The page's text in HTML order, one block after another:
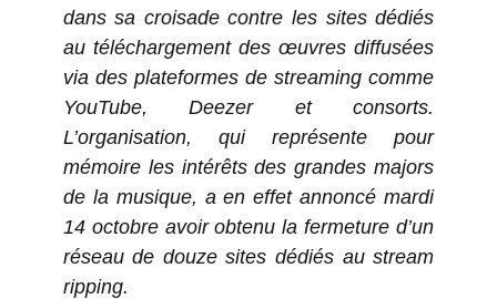
dans sa croisade contre les sites dédiés
au téléchargement des œuvres diffusées
via des plateformes de streaming comme
YouTube, Deezer et consorts.
L’organisation, qui représente pour
mémoire les intérêts des grandes majors
de la musique, a en effet annoncé mardi
14 octobre avoir obtenu la fermeture d’un
réseau de douze sites dédiés au stream
ripping.